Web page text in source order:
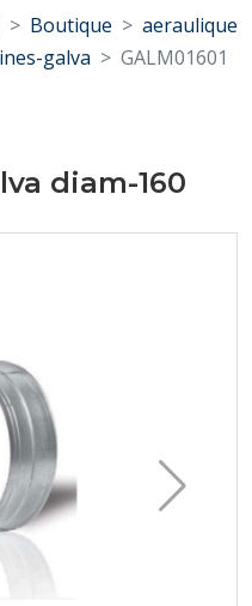
Boutique
aeraulique
galva
GALM01601
diam-160